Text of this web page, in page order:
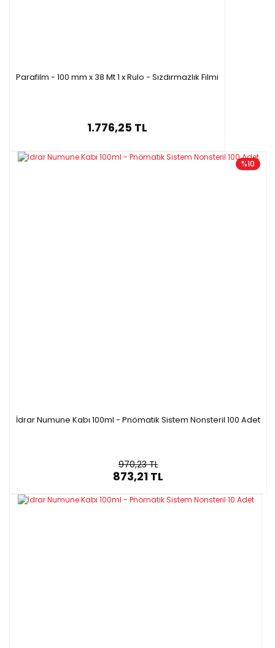
Parafilm - 100 mm x 38 Mt 1 x Rulo - Sızdırmazlık Filmi
1.776,25 TL
%10
İdrar Numune Kabı 100ml - Pnömatik Sistem Nonsteril 100 Adet
970,23 TL
873,21 TL